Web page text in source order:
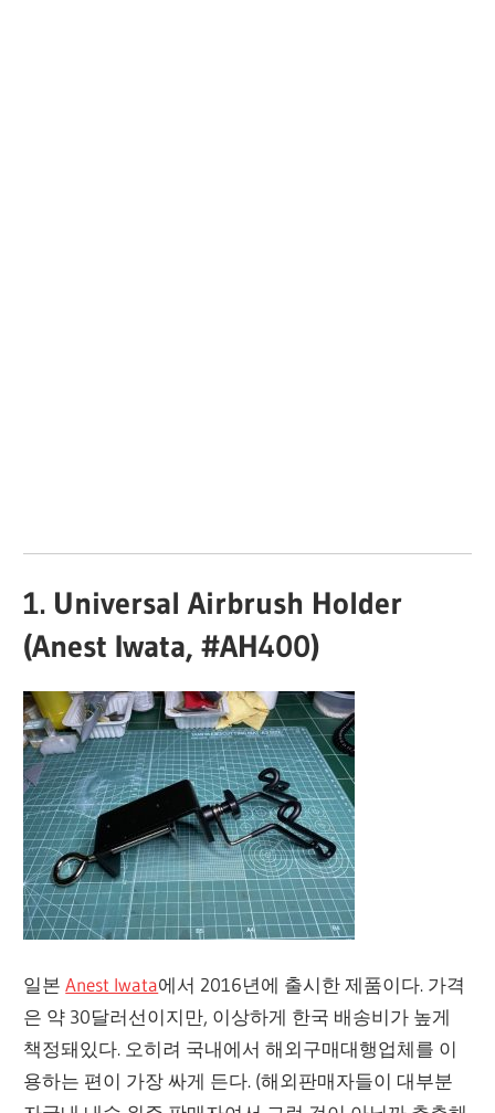
1. Universal Airbrush Holder
(Anest Iwata, #AH400)
일본Anest Iwata에서 2016년에 출시한 제품이다. 가격
은 약 30달러선이지만, 이상하게 한국 배송비가 높게
책정돼있다. 오히려 국내에서 해외구매대행업체를 이
용하는 편이 가장 싸게 든다. (해외판매자들이 대부분